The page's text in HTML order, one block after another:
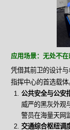
应用场景：无处不
凭借其前卫的设计
指挥中心的首选载体
公共安全与公安
威严的黑灰外观
警员在海量天网
交通综合枢纽调